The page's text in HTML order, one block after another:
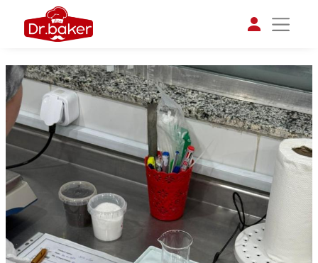
تواصل مع د.بيكر
عادةً بنرد في دقائق